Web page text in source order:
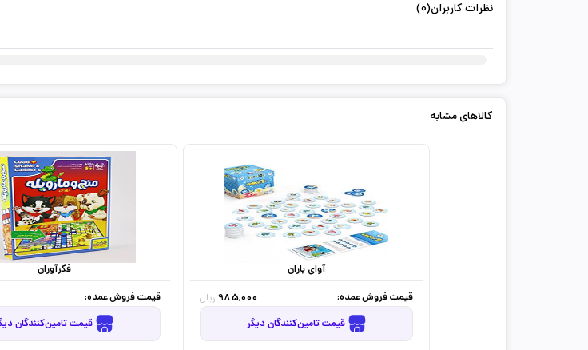
نظرات کاربران(0)
کالاهای مشابه
آوای باران
قیمت فروش عمده:
985,000 ریال
قیمت تامین‌کنندگان دیگر
فکرآوران
قیمت فروش عمده:
قیمت تامین‌کنندگان دیگر